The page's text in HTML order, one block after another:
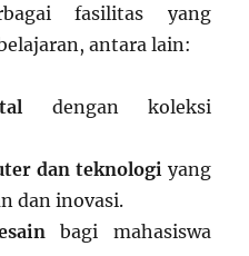
fasilitas yang
antara lain:
dengan koleksi
dan teknologi yang
dan inovasi.
bagi mahasiswa